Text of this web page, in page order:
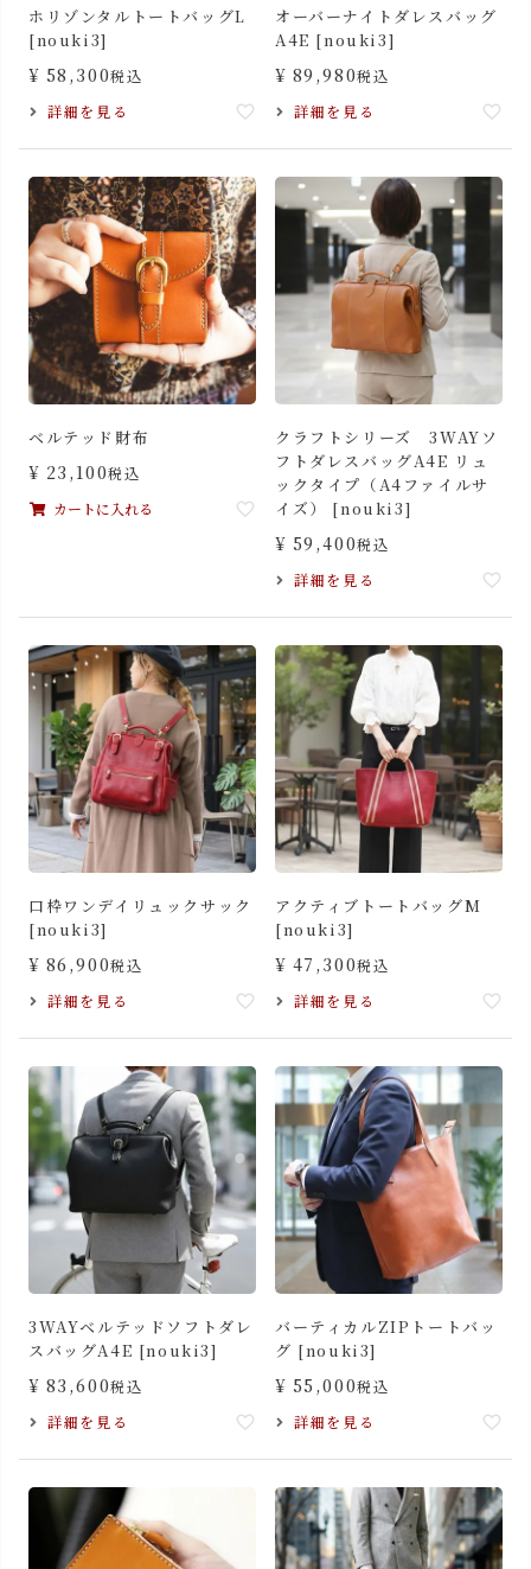
ホリゾンタルトートバッグL
[nouki3]
¥ 58,300税込
詳細を見る
オーバーナイトダレスバッグ
A4E [nouki3]
¥ 89,980税込
詳細を見る
ベルテッド財布
¥ 23,100税込
カートに入れる
クラフトシリーズ 3WAYソ
フトダレスバッグA4E リュ
ックタイプ（A4ファイルサ
イズ） [nouki3]
¥ 59,400税込
詳細を見る
口枠ワンデイリュックサック
[nouki3]
¥ 86,900税込
詳細を見る
アクティブトートバッグM
[nouki3]
¥ 47,300税込
詳細を見る
3WAYベルテッドソフトダレ
スバッグA4E [nouki3]
¥ 83,600税込
詳細を見る
バーティカルZIPトートバッ
グ [nouki3]
¥ 55,000税込
詳細を見る